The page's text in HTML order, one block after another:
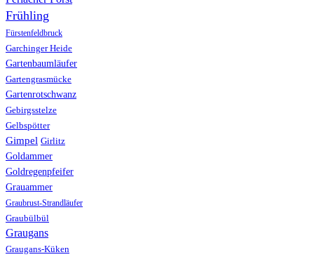
Frühling
Fürstenfeldbruck
Garchinger Heide
Gartenbaumläufer
Gartengrasmücke
Gartenrotschwanz
Gebirgsstelze
Gelbspötter
Gimpel Girlitz
Goldammer
Goldregenpfeifer
Grauammer
Graubrust-Strandläufer
Graubülbül
Graugans
Graugans-Küken